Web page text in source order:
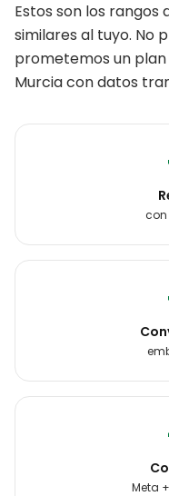
Estos son los
similares al tuyo. No
prometemos un
Murciacon datos
Meta